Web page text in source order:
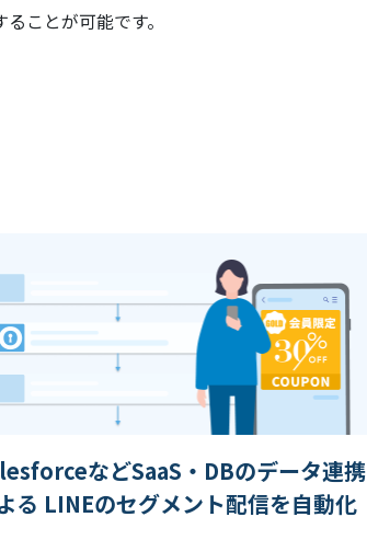
ることが可能です。
などSaaS・DBのデータ連携
る LINEのセグメント配信を自動化